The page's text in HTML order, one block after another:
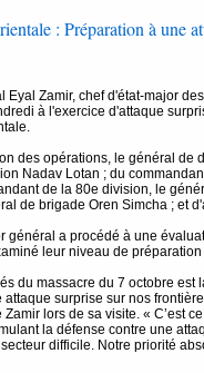
: Préparation à une
Eyal Zamir, chef d'état-major
à l'exercice d'attaque
des opérations, le général de
Nadav Lotan ; du
de la 80e division, le
de brigade Oren Simcha ; et
général a procédé à une
leur niveau de
du massacre du 7 octobre est
surprise sur nos
lors de sa visite. « C’est
la défense contre une
difficile. Notre priorité